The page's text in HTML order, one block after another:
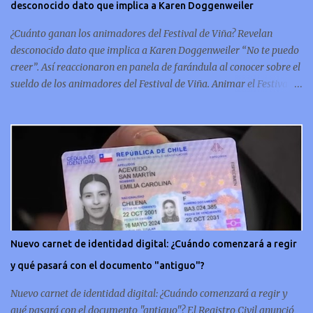
conmemorativo La moneda chilena de 20 centavos es
conmemorativa, sí, como lo lees, celebra un capítulo importante en
la hi...
desconocido dato que implica a Karen Doggenweiler
¿Cuánto ganan los animadores del Festival de Viña? Revelan
desconocido dato que implica a Karen Doggenweiler “No te puedo
creer”. Así reaccionaron en panela de farándula al conocer sobre el
sueldo de los animadores del Festival de Viña. Animar el Festival
debería ser acorde. ¿Cuánto ganará Karen Doggenweiler y su
acompañante? Según se conoce hasta ahora, los animadores del
Festival de Viña del Mar no reciben un sueldo por su rol en el
evento. Al menos no un monto extra al que venían percibirndo por
contrato con su canal empleador. “A la Karen no le pagan, no le
pagan aparte. Hace rato que no pagan”, confirmó la periodista de
espectáculos, Cecilia Gutiérrez, en el programa Hay Que Decirlo
(Canal 13). “A mí la Tonka (Tomicic) me dijo que a ellos no le
pagaban”, complementó Willy Sabor. Nacho Gutiérrez aportó que,
Nuevo carnet de identidad digital: ¿Cuándo comenzará a regir
y qué pasará con el documento "antiguo"?
Nuevo carnet de identidad digital: ¿Cuándo comenzará a regir y
qué pasará con el documento "antiguo"? El Registro Civil anunció